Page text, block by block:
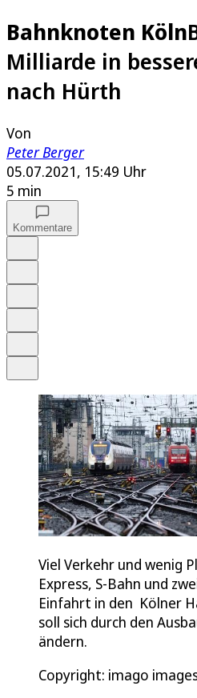
Bahnknoten Köln
Milliarde in
nach Hürth
Von
Peter Berger
05.07.2021, 15:49 Uhr
5 min
Kommentare
Viel Verkehr und wenig
Express, S-Bahn und
Einfahrt in den Kölner
soll sich durch den
ändern.
Copyright: imago